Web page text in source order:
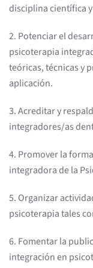
disciplina científica
2. Potenciar el
psicoterapia
teóricas, técnicas y
aplicación.
3. Acreditar y
integradores/as
4. Promover la
integradora de la
5. Organizar
psicoterapia tales
6. Fomentar la
integración en